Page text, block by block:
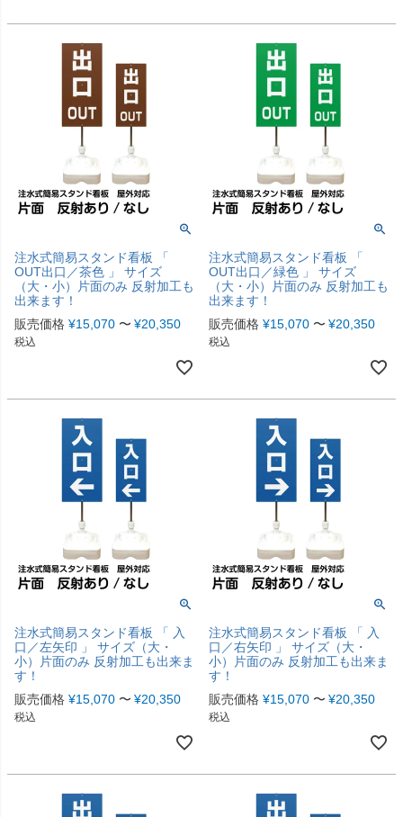
注水式簡易スタンド看板 「
OUT出口／茶色 」 サイズ
（大・小）片面のみ 反射加工も
出来ます！
販売価格 ¥15,070 〜 ¥20,350
税込
注水式簡易スタンド看板 「
OUT出口／緑色 」 サイズ
（大・小）片面のみ 反射加工も
出来ます！
販売価格 ¥15,070 〜 ¥20,350
税込
注水式簡易スタンド看板 「 入
口／左矢印 」 サイズ（大・
小）片面のみ 反射加工も出来ま
す！
販売価格 ¥15,070 〜 ¥20,350
税込
注水式簡易スタンド看板 「 入
口／右矢印 」 サイズ（大・
小）片面のみ 反射加工も出来ま
す！
販売価格 ¥15,070 〜 ¥20,350
税込